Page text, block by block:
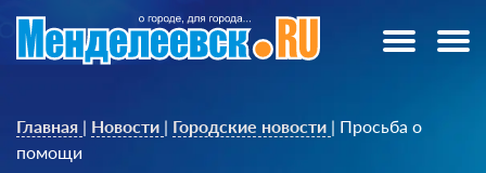
Главная | Новости | Городские новости | Просьба о
помощи